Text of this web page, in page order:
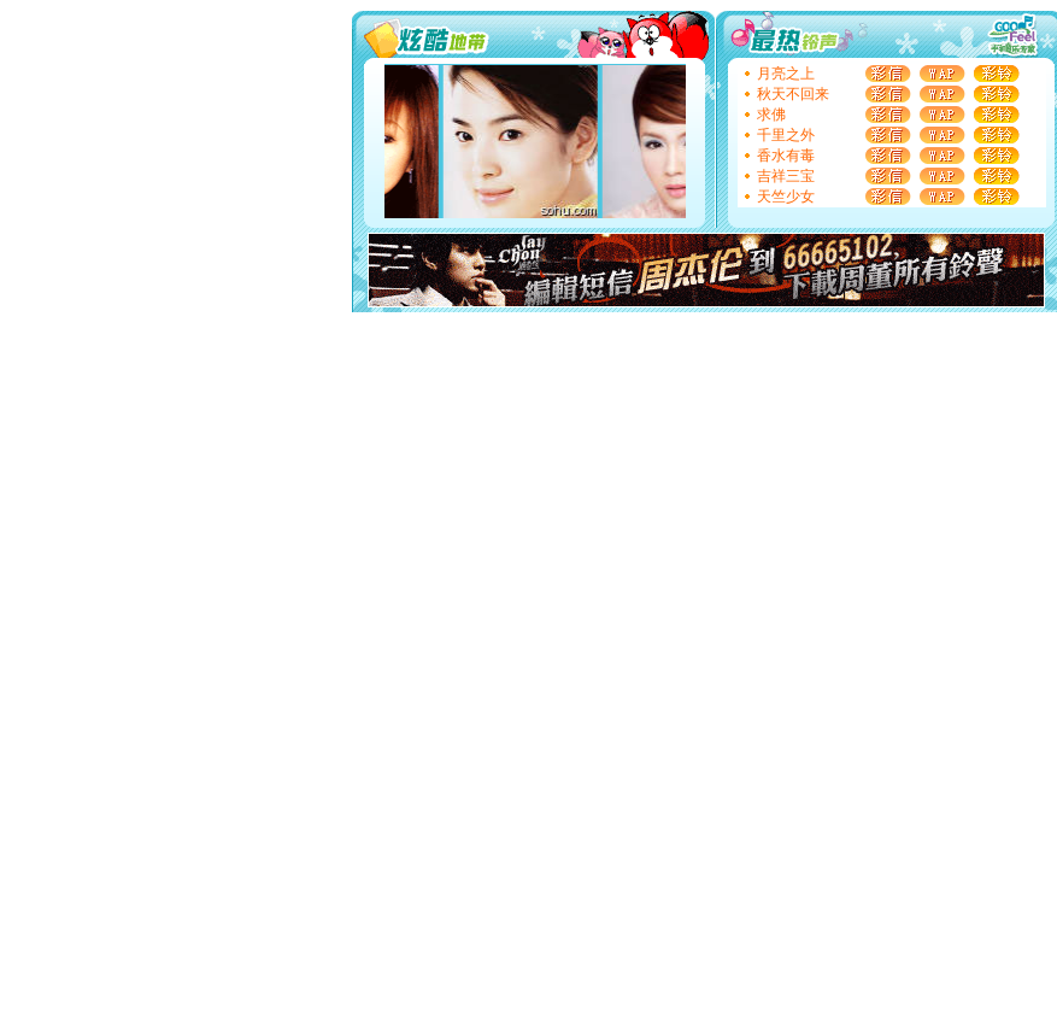
[圣诞节]不只这样的日子才会想起你,而是这样的日子才
能正大光明地骚扰你,告诉你,圣诞要快乐!新年要快乐!天天
都要快乐噢!
[圣诞节]奉上一颗祝福的心,在这个特别的日子里,愿幸福,
如意,快乐,鲜花,一切美好的祝愿与你同在.圣诞快乐!
[元旦]
看到你我会触电；看不到你我要充电；没有你我会
断电。爱你是我职业，想你是我事业，抱你是我特长，吻
你是我专业！水晶之恋祝你新年快乐
[元旦]
如果上天让我许三个愿望，一是今生今世和你在一
起；二是再生再世和你在一起；三是三生三世和你不再分
离。水晶之恋祝你新年快乐
[元旦]当我狠下心扭头离去那一刻，你在我身后无助地哭
泣，这痛楚让我明白我多么爱你。我转身抱住你：这猪不
卖了。水晶之恋祝你新年快乐。
[春节]风柔雨润好月圆，半岛铁盒伴身边，每日尽显开心
颜！冬去春来似水如烟，劳碌人生需尽欢！听一曲轻歌，
月亮之上
秋天不回来
求佛
千里之外
香水有毒
吉祥三宝
天竺少女